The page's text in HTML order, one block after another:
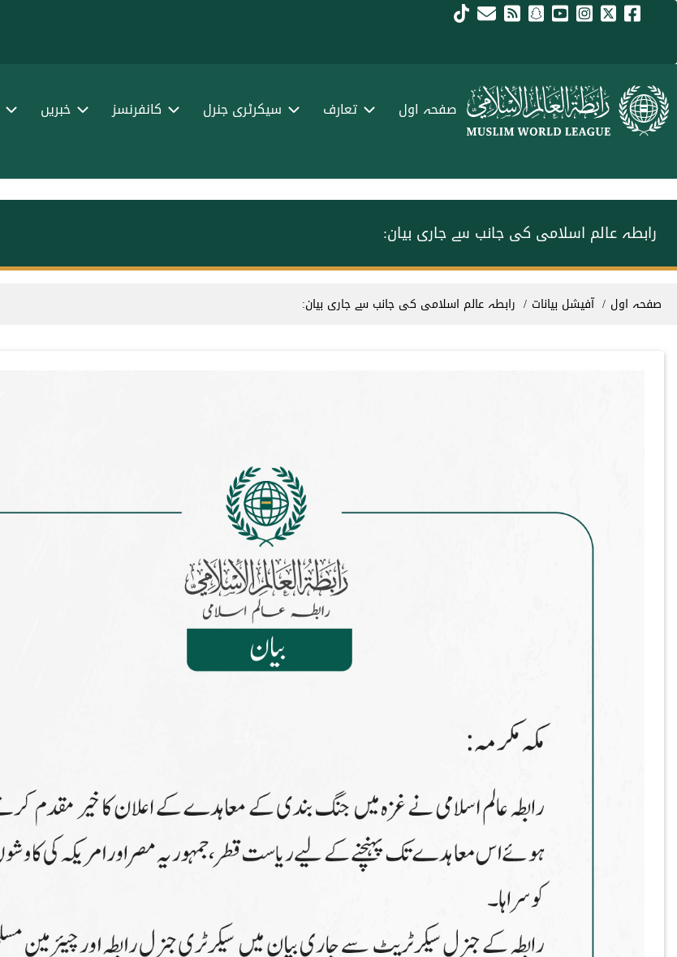
Skip to main content
menu urdu صفحہ اول تعارف سیکرٹری جنرل کانفرنسز خبریں
رابطہ عالم اسلامی کی جانب سے جاری بیان:
Breadcrumb
صفحہ اول آفیشل بیانات رابطہ عالم اسلامی کی جانب سے جاری بیان: